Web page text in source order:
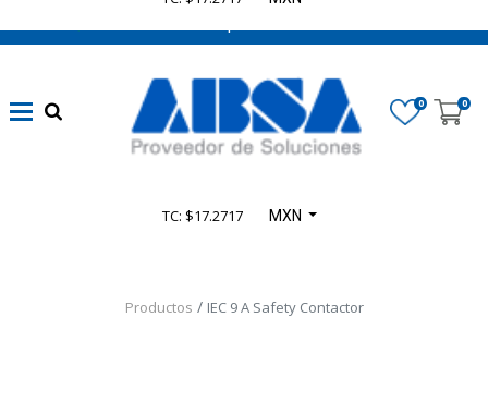
0 0
TC: $17.2717 MXN
Productos IEC 9 A Safety Contactor